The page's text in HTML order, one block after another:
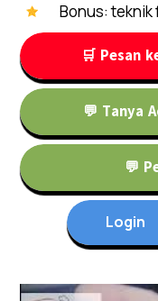
Bonus:
🛒 Pesan
💬 Tanya
💬
Login